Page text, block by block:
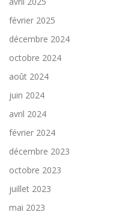
février 2025
décembre 2024
octobre 2024
août 2024
juin 2024
avril 2024
février 2024
décembre 2023
octobre 2023
juillet 2023
mai 2023